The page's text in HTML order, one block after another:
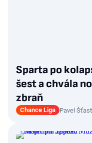
Sparta po
šest a chvála
zbraň
Chance Liga Pavel